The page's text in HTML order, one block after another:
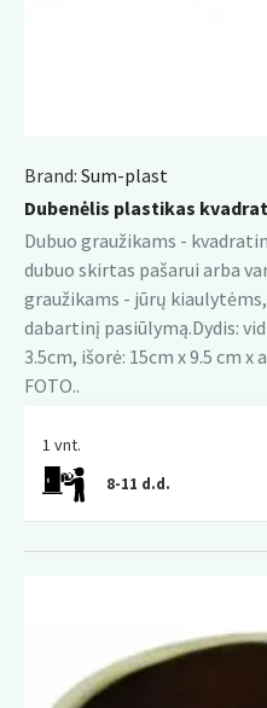
Brand: Sum-plast
Dubenėlis plastikas
Dubuo graužikams -
dubuo skirtas pašarui arba
graužikams - jūrų
dabartinį pasiūlymą.Dydis:
3.5cm, išorė: 15cm x 9.5 cm x
FOTO..
1 vnt.
8-11 d.d.